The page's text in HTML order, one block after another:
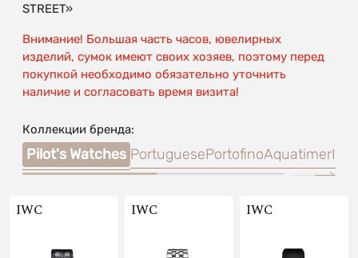
STREET»
Внимание! Большая часть часов, ювелирных
изделий, сумок имеют своих хозяев, поэтому перед
покупкой необходимо обязательно уточнить
наличие и согласовать время визита!
Коллекции бренда:
Pilot's Watches PortuguesePortofinoAquatimer
IWC IWC IWC